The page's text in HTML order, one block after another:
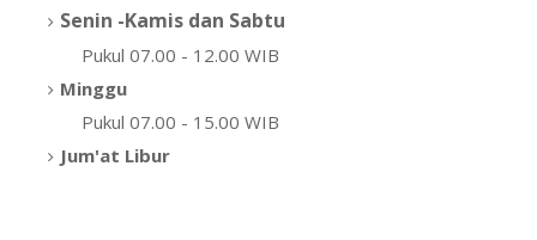
Senin -Kamis dan Sabtu
Pukul 07.00 - 12.00 WIB
Minggu
Pukul 07.00 - 15.00 WIB
Jum'at Libur